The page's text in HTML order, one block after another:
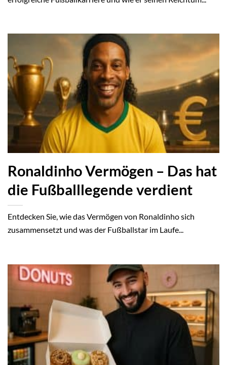
Ronaldinho Vermögen – Das hat
die Fußballlegende verdient
Entdecken Sie, wie das Vermögen von Ronaldinho sich
zusammensetzt und was der Fußballstar im Laufe...